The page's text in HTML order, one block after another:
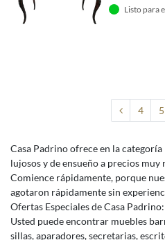
Listo para
4 5
Casa Padrino ofrece en la
lujosos y de ensueño a precios muy
Comience rápidamente, porque
agotaron rápidamente sin
Ofertas Especiales de Casa
Usted puede encontrar muebles
sillas, aparadores, secretarias,